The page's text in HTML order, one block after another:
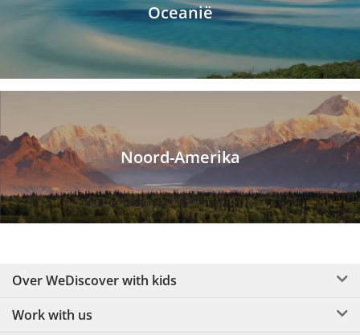
Oceanië
Noord-Amerika
Over WeDiscover with kids
Work with us